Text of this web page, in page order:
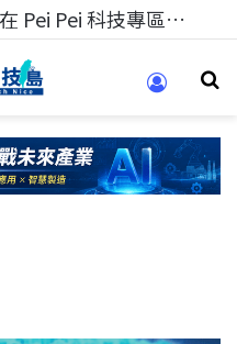
科技人的經驗傳承地！在 Pei Pei 科技專區，與學弟妹交流最硬核的技術